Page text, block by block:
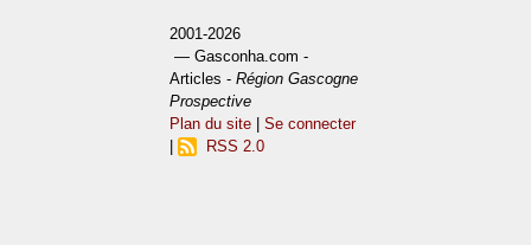
2001-2026
— Gasconha.com -
Articles -Région Gascogne
Prospective
Plan du site |Se connecter
RSS 2.0